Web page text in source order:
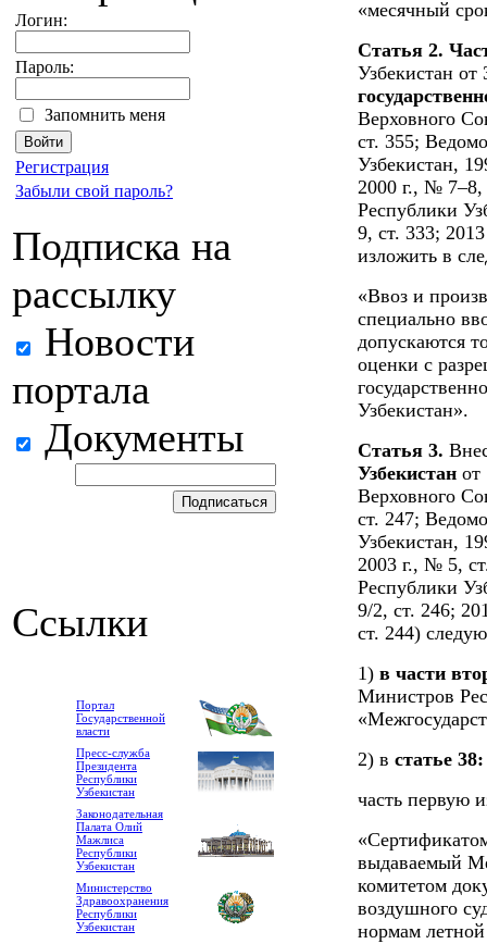
Логин:
Пароль:
Запомнить меня
Регистрация
Забыли свой пароль?
Подписка на
рассылку
Новости
портала
Документы
Ссылки
Портал
Государственной
власти
Пресс-служба
Президента
Республики
Узбекистан
Законодательная
Палата Олий
Мажлиса
Республики
Узбекистан
Министерство
Здравоохранения
Республики
Узбекистан
«месячный
Статья 2.
Узбекистан
Верховного
ст. 355;
Узбекистан,
2000 г., №
Республики
9, ст. 333;
изложить в
«Ввоз и
специально
допускаются
оценки с
Узбекистан».
Статья 3.
Узбекистан от
Верховного
ст. 247;
Узбекистан,
2003 г., № 5,
Республики
9/2, ст. 246;
ст. 244)
1) в части
Министров
2) в статье 38:
часть первую
выдаваемый
комитетом
воздушного
нормам